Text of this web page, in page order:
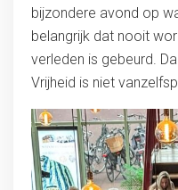
bijzondere avond op
belangrijk dat nooit
verleden is gebeurd.
Vrijheid is niet